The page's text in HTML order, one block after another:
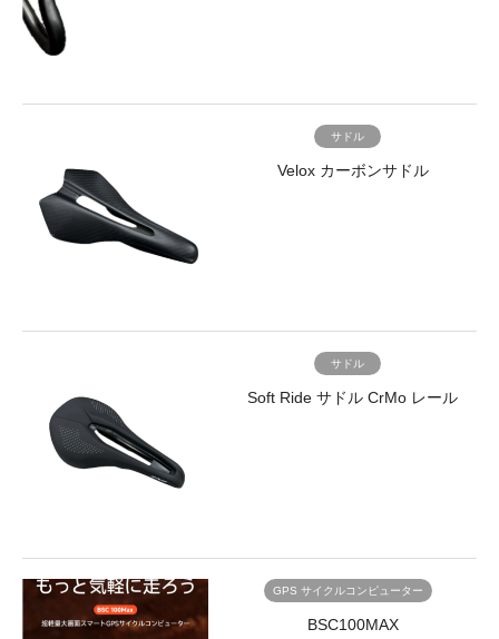
サドル
Velox カーボンサドル
サドル
Soft Ride サドル CrMo レール
GPS サイクルコンピューター
BSC100MAX